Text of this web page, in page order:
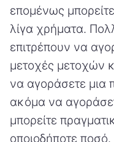
επομένως
λίγα χρήματα.
επιτρέπουν να
μετοχές μετοχών
να αγοράσετε μια
ακόμα να
μπορείτε
οποιοδήποτε ποσό.